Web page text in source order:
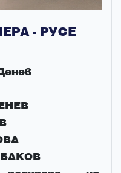
- РУСЕ